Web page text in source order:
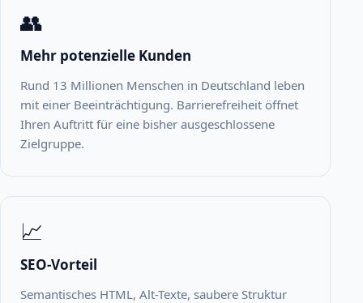
👥
Mehr potenzielle Kunden
Rund 13 Millionen Menschen in Deutschland leben
mit einer Beeinträchtigung. Barrierefreiheit öffnet
Ihren Auftritt für eine bisher ausgeschlossene
Zielgruppe.
📈
SEO-Vorteil
Semantisches HTML, Alt-Texte, saubere Struktur